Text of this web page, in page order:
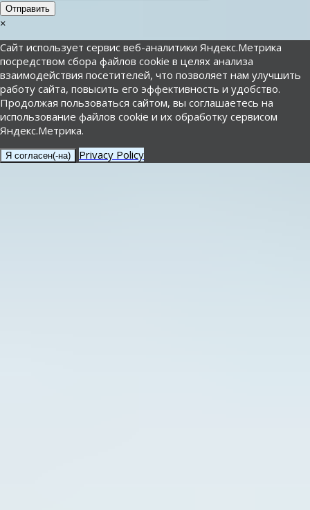
Отправить
×
Сайт использует сервис веб-аналитики Яндекс.Метрика
посредством сбора файлов cookie в целях анализа
взаимодействия посетителей, что позволяет нам улучшить
работу сайта, повысить его эффективность и удобство.
Продолжая пользоваться сайтом, вы соглашаетесь на
использование файлов cookie и их обработку сервисом
Яндекс.Метрика.
Я согласен(-на) Privacy Policy